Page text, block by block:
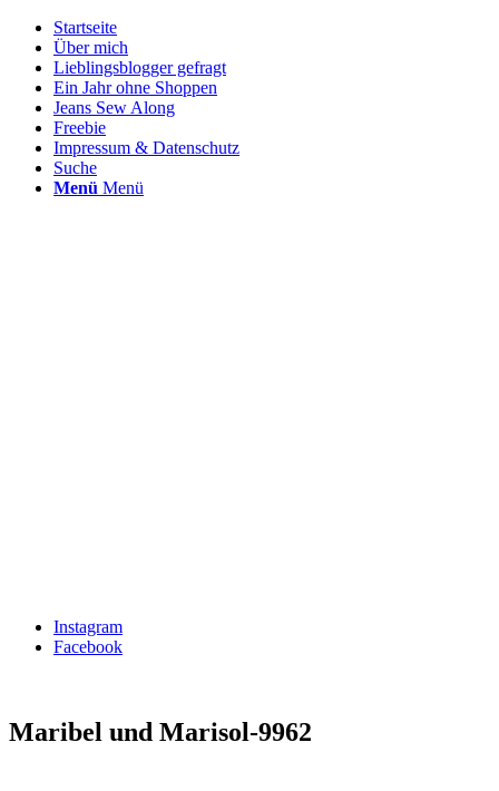
Startseite
Über mich
Lieblingsblogger gefragt
Ein Jahr ohne Shoppen
Jeans Sew Along
Freebie
Impressum & Datenschutz
Suche
Menü Menü
Instagram
Facebook
Maribel und Marisol-9962